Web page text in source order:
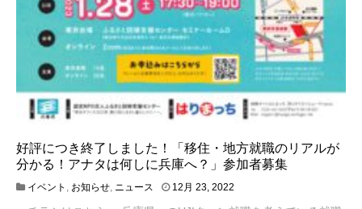
好評につき終了しました！「移住・地方就職のリアルが
分かる！アナタは何しに兵庫へ？」参加者募集
イベント , お知らせ, ニュース 12月 23, 2022